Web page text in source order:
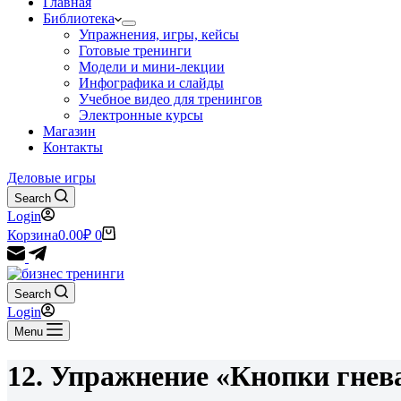
Библиотека
Упражнения, игры, кейсы
Готовые тренинги
Модели и мини-лекции
Инфографика и слайды
Учебное видео для тренингов
Электронные курсы
Магазин
Контакты
Деловые игры
Search
Login
Корзина0.00₽ 0
Search
Login
Menu
12. Упражнение «Кнопки